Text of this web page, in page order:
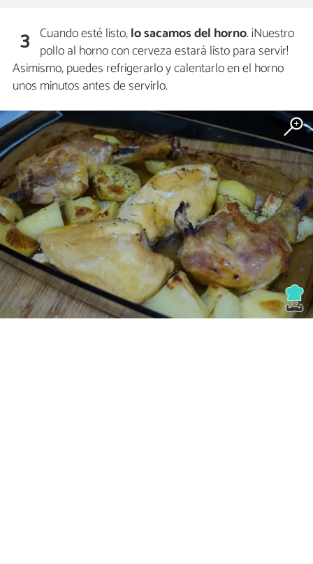
3 Cuando esté listo,lo sacamos del horno. ¡Nuestro
pollo al horno con cerveza estará listo para servir!
Asimismo, puedes refrigerarlo y calentarlo en el horno
unos minutos antes de servirlo.